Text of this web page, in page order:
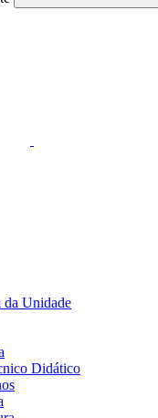
da Unidade
Didático